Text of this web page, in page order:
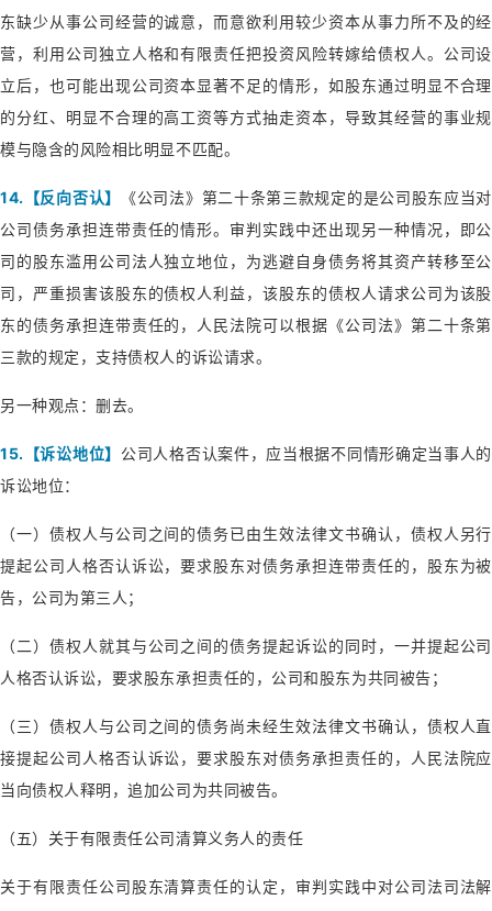
东缺少从事公司经营的诚意，而意欲利用较少资本从事力所不及的经
营，利用公司独立人格和有限责任把投资风险转嫁给债权人。公司设
立后，也可能出现公司资本显著不足的情形，如股东通过明显不合理
的分红、明显不合理的高工资等方式抽走资本，导致其经营的事业规
模与隐含的风险相比明显不匹配。
14.【反向否认】
《公司法》第二十条第三款规定的是公司股东应当对
公司债务承担连带责任的情形。审判实践中还出现另一种情况，即公
司的股东滥用公司法人独立地位，为逃避自身债务将其资产转移至公
司，严重损害该股东的债权人利益，该股东的债权人请求公司为该股
东的债务承担连带责任的，人民法院可以根据《公司法》第二十条第
三款的规定，支持债权人的诉讼请求。
另一种观点：删去。
15.【诉讼地位】 公司人格否认案件，应当根据不同情形确定当事人的
诉讼地位：
（一）债权人与公司之间的债务已由生效法律文书确认，债权人另行
提起公司人格否认诉讼，要求股东对债务承担连带责任的，股东为被
告，公司为第三人；
（二）债权人就其与公司之间的债务提起诉讼的同时，一并提起公司
人格否认诉讼，要求股东承担责任的，公司和股东为共同被告；
（三）债权人与公司之间的债务尚未经生效法律文书确认，债权人直
接提起公司人格否认诉讼，要求股东对债务承担责任的，人民法院应
当向债权人释明，追加公司为共同被告。
（五）关于有限责任公司清算义务人的责任
关于有限责任公司股东清算责任的认定，审判实践中对公司法司法解